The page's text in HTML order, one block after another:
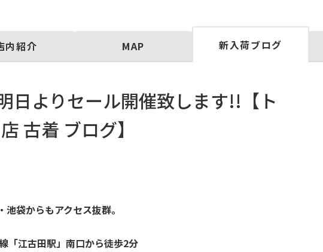
内紹介 MAP 新入荷ブログ
日よりセール開催致します!!【ト
古着 ブログ】
池袋からもアクセス抜群。
「江古田駅」南口から徒歩2分